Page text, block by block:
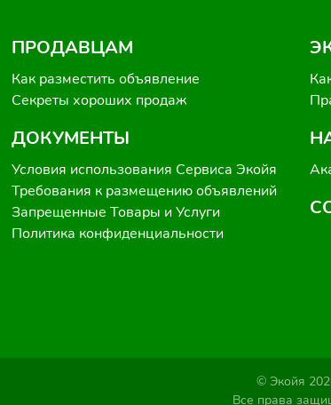
ПРОДАВЦАМ
Как разместить объявление
Секреты хороших продаж
ДОКУМЕНТЫ
Условия использования Сервиса Экойя
Требования к размещению объявлений
Запрещенные Товары и Услуги
Политика конфиденциальности
© Экойя
Все права